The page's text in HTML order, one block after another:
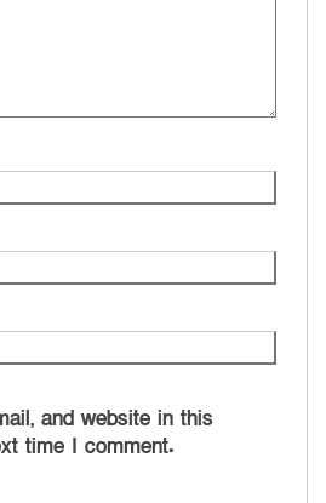
and website in this
time I comment.